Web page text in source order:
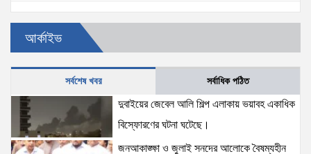
উত্তরখানে ডিএনসিসি প্রশাসক মো. শফিকুল ও ঢাকা-১৮
আসনের সংসদ সদস্য এস এম জাহাঙ্গীর হোসেনের উপর একদল
দুস্কৃতিকারীদের হামলা
20 views|posted on August 2, 2026
প্রধানমন্ত্রীর সঙ্গে মার্কিন বিশেষ দূতের বৈঠক: তারেক রহমানের
নেতৃত্ব ও বাংলাদেশের স্থিতিশীলতায় দৃঢ় আত্মবিশ্বাস
যুক্তরাষ্ট্রের: মাহ্দী আমিন
15 views |posted on August 1, 2026
আর্কাইভ
সর্বশেষ খবর সর্বাধিক পঠিত
দুবাইয়ের জেবেল আলি শিল্প এলাকায় ভয়াবহ একাধিক
বিস্ফোরণের ঘটনা ঘটেছে।
জনআকাঙ্ক্ষা ও জুলাই সনদের আলোকে বৈষম্যহীন